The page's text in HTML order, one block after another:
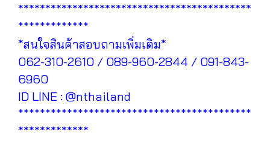
*******************************************
*************
*สนใจสินค้าสอบถามเพิ่มเติม*
062-310-2610 / 089-960-2844 / 091-843-
6960
ID LINE : @nthailand
*******************************************
*************